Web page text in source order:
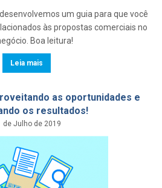
um guia para que você
às propostas comerciais no
Boa leitura!
Leia mais
as oportunidades e
os resultados!
de Julho de 2019